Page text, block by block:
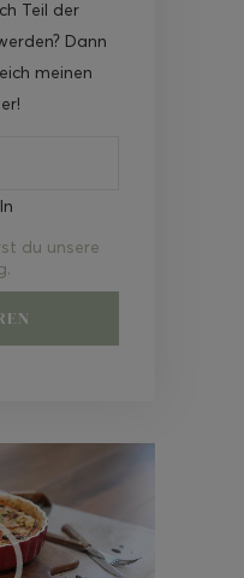
Teil der
Dann
meinen
du unsere